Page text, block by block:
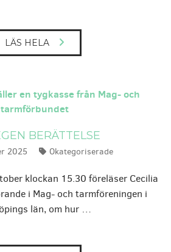
LÄS HELA
BERÄTTELSE
2025 Kategorier:
Okategoriserade
klockan 15.30 föreläser Cecilia
i Mag- och tarmföreningen i
län, om hur …